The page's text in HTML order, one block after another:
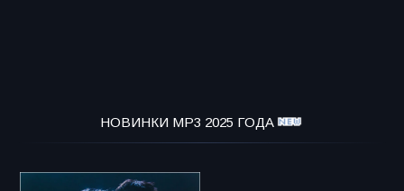
НОВИНКИ MP3 2025 ГОДА